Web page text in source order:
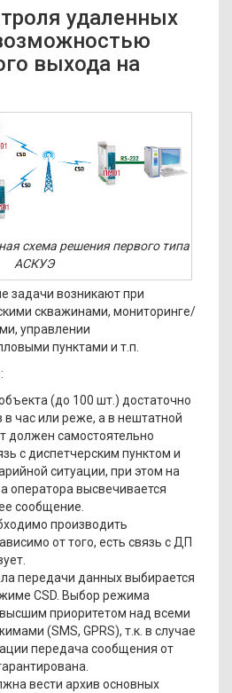
удаленных
выхода на
схема решения первого типа
АСКУЭ
задачи возникают при
скважинами, мониторинге/
управлении
пунктами и т.п.
(до 100 шт.) достаточно
в час или реже, а в нештатной
должен самостоятельно
с диспетчерским пунктом и
ситуации, при этом на
оператора высвечивается
сообщение.
производить
от того, есть связь с ДП
передачи данных выбирается
CSD. Выбор режима
приоритетом над всеми
(SMS, GPRS), т.к. в случае
передача сообщения от
вести архив основных